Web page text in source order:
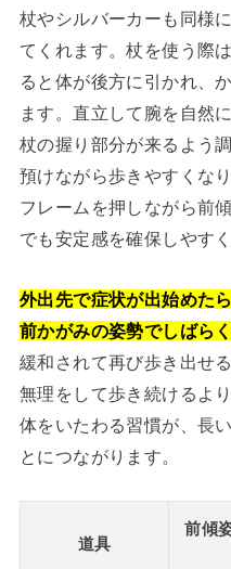
杖やシルバーカーも同様
てくれます。杖を使う際
ると体が後方に引かれ、
ます。直立して腕を自然
杖の握り部分が来るよう
預けながら歩きやすくな
フレームを押しながら前
でも安定感を確保しやす
外出先で症状が出始めた
前かがみの姿勢でしばら
緩和されて再び歩き出せ
無理をして歩き続けるよ
体をいたわる習慣が、長
とにつながります。
道具
前傾